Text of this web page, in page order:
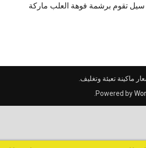
تقوم برشمة فوهة العلب ماركة
ماكينة تعبئة وتغليف
Powered by
.